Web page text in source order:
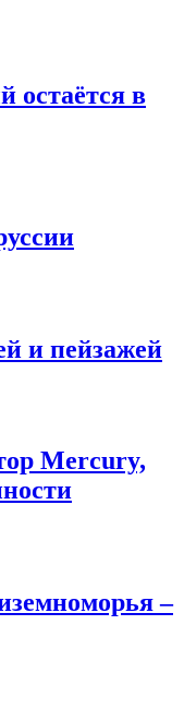
остаётся в
и пейзажей
Mercury,
–